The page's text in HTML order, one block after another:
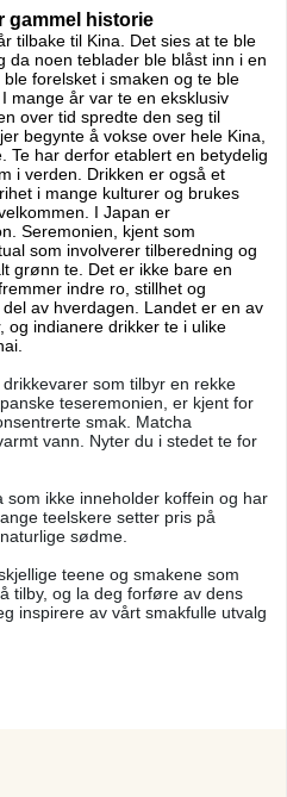
gammel historie
tilbake til Kina. Det sies at te ble
da noen teblader ble blåst inn i en
forelsket i smaken og te ble
mange år var te en eksklusiv
over tid spredte den seg til
begynte å vokse over hele Kina,
Te har derfor etablert en betydelig
i verden. Drikken er også et
i mange kulturer og brukes
I Japan er
Seremonien, kjent som
som involverer tilberedning og
grønn te. Det er ikke bare en
indre ro, stillhet og
av hverdagen. Landet er en av
og indianere drikker te i ulike
som tilbyr en rekke
teseremonien, er kjent for
smak. Matcha
vann. Nyter du i stedet te for
som ikke inneholder koffein og har
teelskere setter pris på
sødme.
teene og smakene som
tilby, og la deg forføre av dens
inspirere av vårt smakfulle utvalg